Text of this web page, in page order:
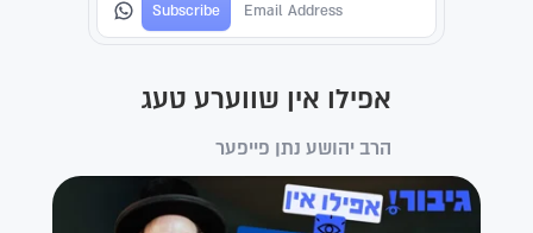
אפילו אין שווערע טעג
הרב יהושע נתן פייפער